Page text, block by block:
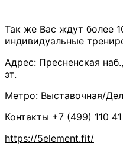
Так же Вас ждут более
индивидуальные
Адрес: Пресненская
эт.⠀
Метро: Выставочная/
Контакты +7 (499) 110 41
https://5element.fit/